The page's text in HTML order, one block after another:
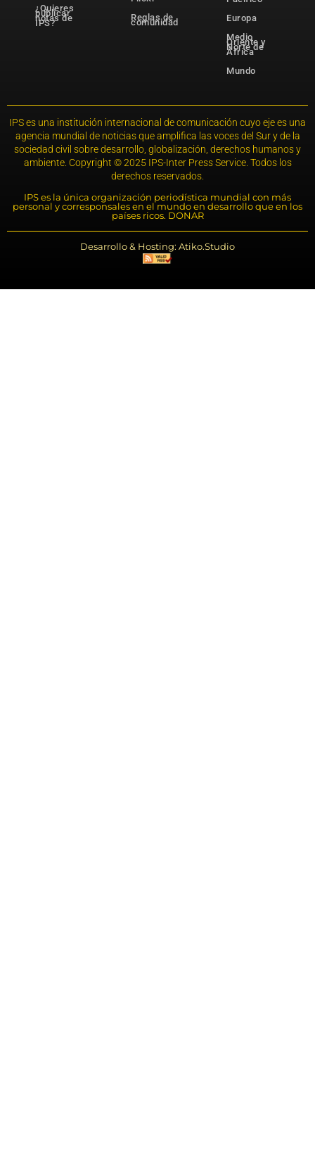
¿Quieres
publicar
notas de
IPS?
Reglas de
comunidad
Europa
Medio
Oriente y
Norte de
África
Mundo
IPS es una institución internacional de comunicación cuyo eje es una
agencia mundial de noticias que amplifica las voces del Sur y de la
sociedad civil sobre desarrollo, globalización, derechos humanos y
ambiente. Copyright © 2025 IPS-Inter Press Service. Todos los
derechos reservados.
IPS es la única organización periodística mundial con más
personal y corresponsales en el mundo en desarrollo que en los
países ricos. DONAR
Desarrollo & Hosting: Atiko.Studio